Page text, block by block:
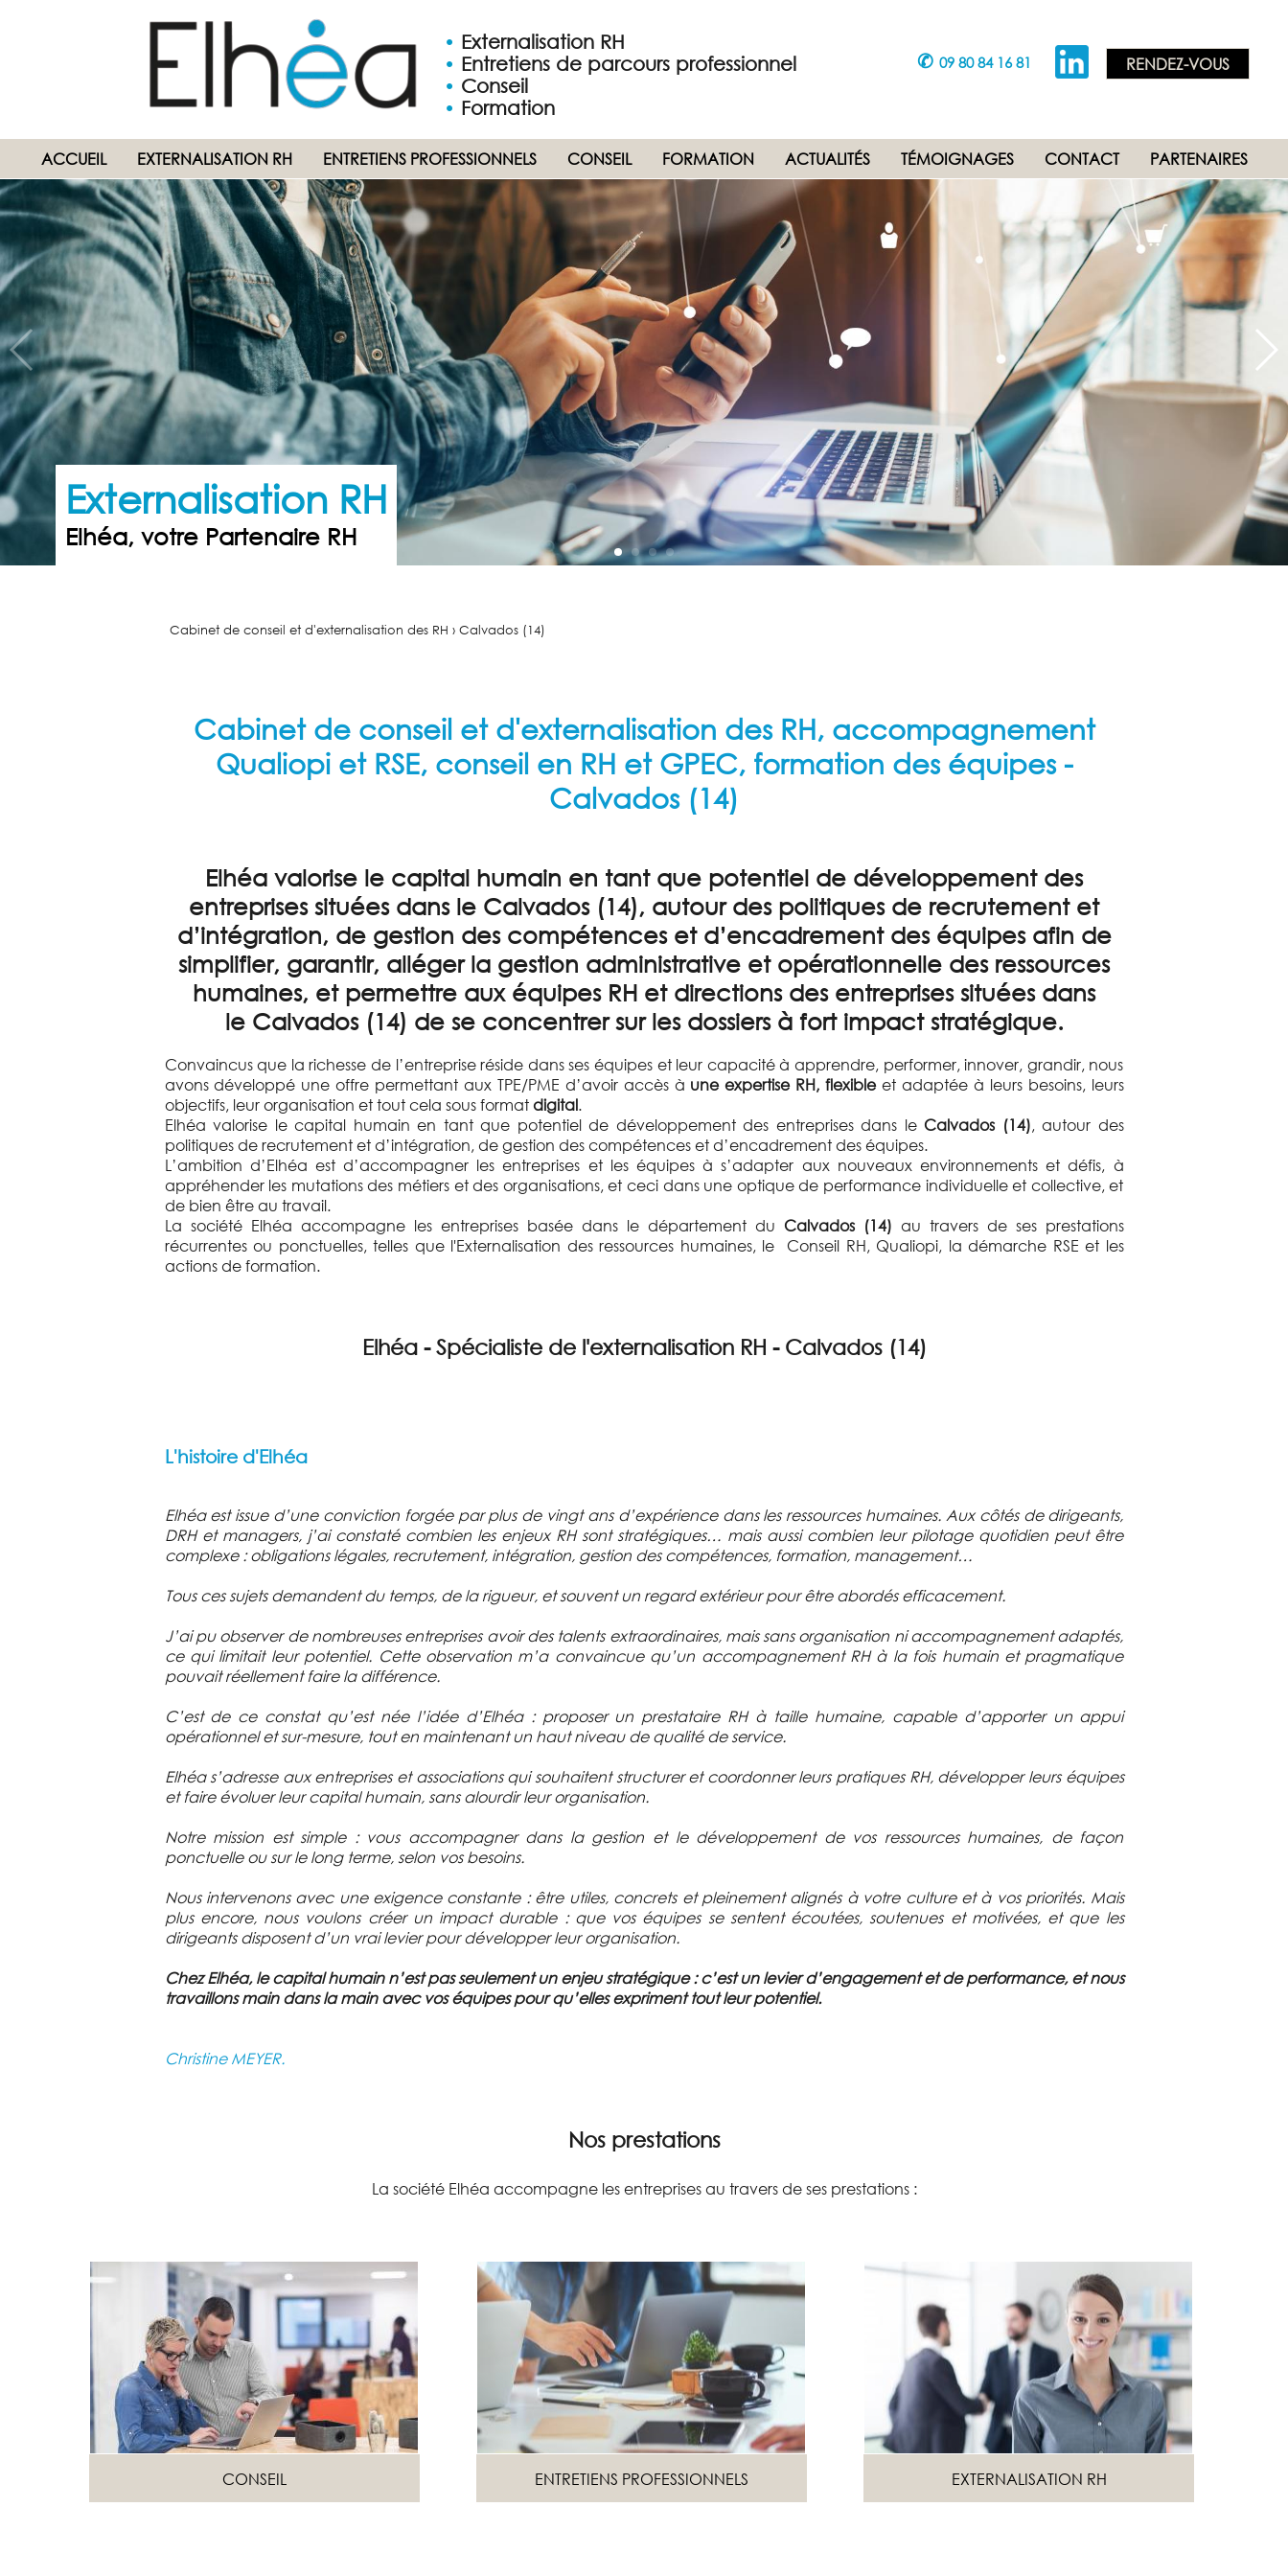
RENDEZ-VOUS
✆ 09 80 84 16 81
• Externalisation RH
• Entretiens de parcours professionnel
• Conseil
• Formation
ACCUEIL EXTERNALISATION RH ENTRETIENS PROFESSIONNELS CONSEIL FORMATION ACTUALITÉS TÉMOIGNAGES CONTACT PARTENAIRES
Externalisation RH
Elhéa, votre Partenaire RH
Cabinet de conseil et d'externalisation des RH › Calvados (14)
Cabinet de conseil et d'externalisation des RH, accompagnement
Qualiopi et RSE, conseil en RH et GPEC, formation des équipes -
Calvados (14)
Elhéa valorise le capital humain en tant que potentiel de développement des
entreprises situées dans le Calvados (14), autour des politiques de recrutement et
d’intégration, de gestion des compétences et d’encadrement des équipes afin de
simplifier, garantir, alléger la gestion administrative et opérationnelle des ressources
humaines, et permettre aux équipes RH et directions des entreprises situées dans
le Calvados (14) de se concentrer sur les dossiers à fort impact stratégique.
Convaincus que la richesse de l’entreprise réside dans ses équipes et leur capacité à apprendre, performer, innover, grandir, nous
avons développé une offre permettant aux TPE/PME d’avoir accès à une expertise RH, flexibleet adaptée à leurs besoins, leurs
objectifs, leur organisation et tout cela sous formatdigital.
Elhéa valorise le capital humain en tant que potentiel de développement des entreprises dans le Calvados (14), autour des
politiques de recrutement et d’intégration, de gestion des compétences et d’encadrement des équipes.
L’ambition d’Elhéa est d’accompagner les entreprises et les équipes à s’adapter aux nouveaux environnements et défis, à
appréhender les mutations des métiers et des organisations, et ceci dans une optique de performance individuelle et collective, et
de bien être au travail.
La société Elhéa accompagne les entreprises basée dans le département du Calvados (14) au travers de ses prestations
récurrentes ou ponctuelles, telles que l'Externalisation des ressources humaines, le Conseil RH, Qualiopi, la démarche RSE et les
actions de formation.
Elhéa - Spécialiste de l'externalisation RH - Calvados (14)
L'histoire d'Elhéa
Elhéa est issue d’une conviction forgée par plus de vingt ans d’expérience dans les ressources humaines. Aux côtés de dirigeants,
DRH et managers, j’ai constaté combien les enjeux RH sont stratégiques… mais aussi combien leur pilotage quotidien peut être
complexe : obligations légales, recrutement, intégration, gestion des compétences, formation, management…
Tous ces sujets demandent du temps, de la rigueur, et souvent un regard extérieur pour être abordés efficacement.
J’ai pu observer de nombreuses entreprises avoir des talents extraordinaires, mais sans organisation ni accompagnement adaptés,
ce qui limitait leur potentiel. Cette observation m’a convaincue qu’un accompagnement RH à la fois humain et pragmatique
pouvait réellement faire la différence.
C’est de ce constat qu’est née l’idée d’Elhéa : proposer un prestataire RH à taille humaine, capable d’apporter un appui
opérationnel et sur-mesure, tout en maintenant un haut niveau de qualité de service.
Elhéa s’adresse aux entreprises et associations qui souhaitent structurer et coordonner leurs pratiques RH, développer leurs équipes
et faire évoluer leur capital humain, sans alourdir leur organisation.
Notre mission est simple : vous accompagner dans la gestion et le développement de vos ressources humaines, de façon
ponctuelle ou sur le long terme, selon vos besoins.
Nous intervenons avec une exigence constante : être utiles, concrets et pleinement alignés à votre culture et à vos priorités. Mais
plus encore, nous voulons créer un impact durable : que vos équipes se sentent écoutées, soutenues et motivées, et que les
dirigeants disposent d’un vrai levier pour développer leur organisation.
Chez Elhéa, le capital humain n’est pas seulement un enjeu stratégique : c’est un levier d’engagement et de performance, et nous
travaillons main dans la main avec vos équipes pour qu’elles expriment tout leur potentiel.
Christine MEYER.
Nos prestations
La société Elhéa accompagne les entreprises au travers de ses prestations :
CONSEIL ENTRETIENS PROFESSIONNELS EXTERNALISATION RH